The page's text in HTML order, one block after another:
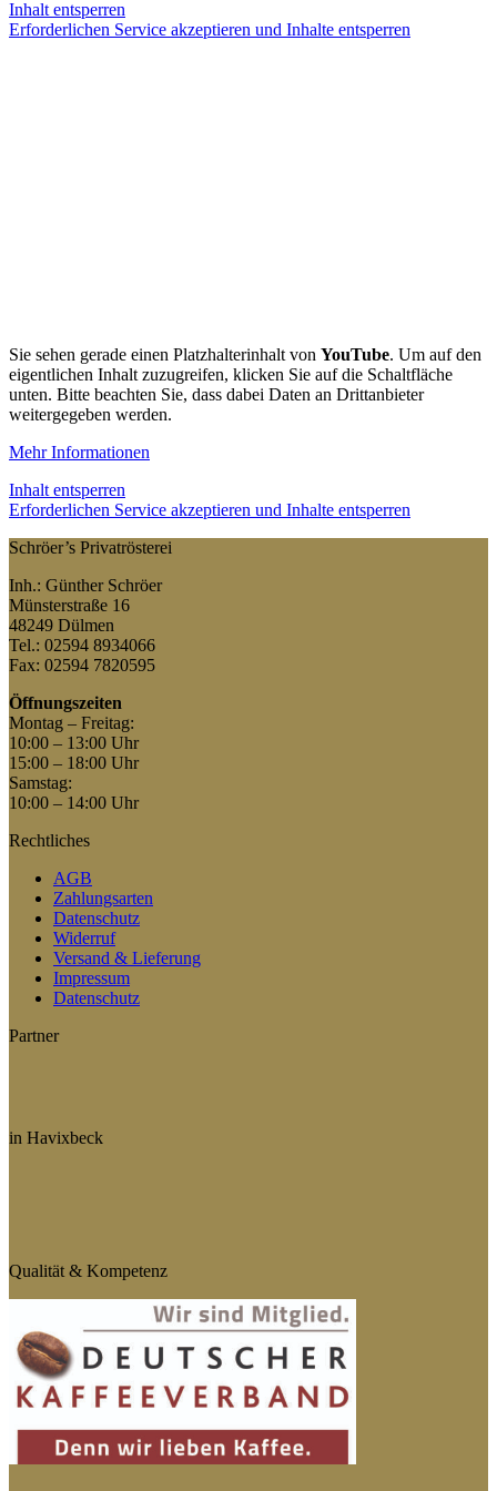
Inhalt entsperren
Erforderlichen Service akzeptieren und Inhalte entsperren
Sie sehen gerade einen Platzhalterinhalt von YouTube. Um auf den
eigentlichen Inhalt zuzugreifen, klicken Sie auf die Schaltfläche
unten. Bitte beachten Sie, dass dabei Daten an Drittanbieter
weitergegeben werden.
Mehr Informationen
Inhalt entsperren
Erforderlichen Service akzeptieren und Inhalte entsperren
Schröer’s Privatrösterei
Inh.: Günther Schröer
Münsterstraße 16
48249 Dülmen
Tel.: 02594 8934066
Fax: 02594 7820595
Öffnungszeiten
Montag – Freitag:
10:00 – 13:00 Uhr
15:00 – 18:00 Uhr
Samstag:
10:00 – 14:00 Uhr
Rechtliches
AGB
Zahlungsarten
Datenschutz
Widerruf
Versand & Lieferung
Impressum
Datenschutz
Partner
in Havixbeck
Qualität & Kompetenz